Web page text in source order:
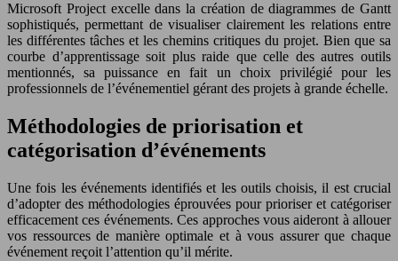
Microsoft Project excelle dans la création de diagrammes de Gantt
sophistiqués, permettant de visualiser clairement les relations entre
les différentes tâches et les chemins critiques du projet. Bien que sa
courbe d’apprentissage soit plus raide que celle des autres outils
mentionnés, sa puissance en fait un choix privilégié pour les
professionnels de l’événementiel gérant des projets à grande échelle.
Méthodologies de priorisation et
catégorisation d’événements
Une fois les événements identifiés et les outils choisis, il est crucial
d’adopter des méthodologies éprouvées pour prioriser et catégoriser
efficacement ces événements. Ces approches vous aideront à allouer
vos ressources de manière optimale et à vous assurer que chaque
événement reçoit l’attention qu’il mérite.